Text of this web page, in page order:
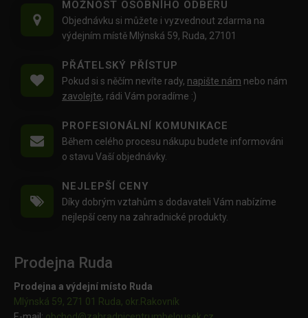
MOŽNOST OSOBNÍHO ODBĚRU
Objednávku si můžete i vyzvednout zdarma na
výdejním místě Mlýnská 59, Ruda, 27101
PŘÁTELSKÝ PŘÍSTUP
Pokud si s něčím nevíte rady, napište nám nebo nám
zavolejte, rádi Vám poradíme :)
PROFESIONÁLNÍ KOMUNIKACE
Během celého procesu nákupu budete informováni
o stavu Vaší objednávky.
NEJLEPŠÍ CENY
Díky dobrým vztahům s dodavateli Vám nabízíme
nejlepší ceny na zahradnické produkty.
Prodejna Ruda
Prodejna a výdejní místo Ruda
Mlýnská 59, 271 01 Ruda, okr.Rakovník